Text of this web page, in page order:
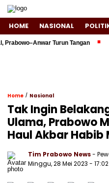
HOME NASIONAL
Turun Tangan
Home / Nasional
Tak Ingin
Ulama, Prabowo
Haul Akbar Habib
Tim Prabowo News-
Minggu, 28 Mei 2023 - 17:02